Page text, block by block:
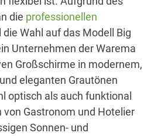
die professionellen
die Wahl auf das Modell Big
Unternehmen der Warema
Großschirme in modernem,
eleganten Grautönen
optisch als auch funktional
Gastronom und Hotelier
Sonnen- und